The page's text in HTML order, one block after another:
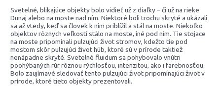
Svetelné, blikajúce objekty bolo vidieť už z diaľky – či už na rieke
Dunaj alebo na moste nad ním. Niektoré boli trochu skryté a ukázali
sa až vtedy, keď sa človek k nim priblížil a stál na moste. Niekoľko
objektov rôznych veľkostí stálo na moste, iné pod ním. Tie stojace
na moste pripomínali pulzujúci život stromov, kdežto tie pod
mostom skôr pulzujúci život húb, ktoré sú v prírode taktiež
nenápadne skryté. Svetelné fluidum sa pohybovalo vnútri
poohýbaných rúr rôznou rýchlosťou, intenzitou, ako i farebnosťou.
Bolo zaujímavé sledovať tento pulzujúci život pripomínajúci život v
prírode, ktoré tieto objekty prezentovali.